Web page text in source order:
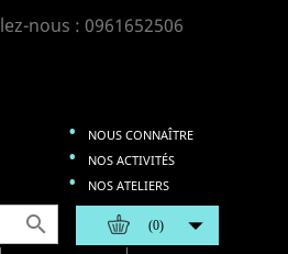
nous : 0961652506
NOUS CONNAÎTRE
NOS ACTIVITÉS
NOS ATELIERS
 (0) 